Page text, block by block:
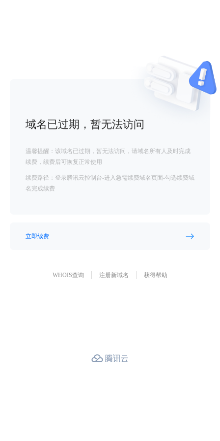
域名已过期，暂无法访问
温馨提醒：该域名已过期，暂无法访问，请域名所有人及时完成
续费，续费后可恢复正常使用
续费路径：登录腾讯云控制台-进入急需续费域名页面-勾选续费域
名完成续费
立即续费
WHOIS查询 注册新域名 获得帮助